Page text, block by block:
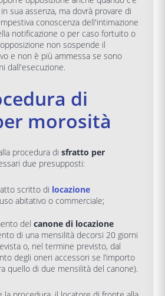
sua assenza, ma dovrà provare di
conoscenza dell'intimazione
notificazione o per caso fortuito o
non sospende il
e non è più ammessa se sono
dall'esecuzione.
di
morosità
procedura di sfratto per
due presupposti:
scritto di locazione
abitativo o commerciale;
del canone di locazione
di una mensilità decorsi 20 giorni
o, nel termine previsto, dal
degli oneri accessori se l’importo
quello di due mensilità del canone).